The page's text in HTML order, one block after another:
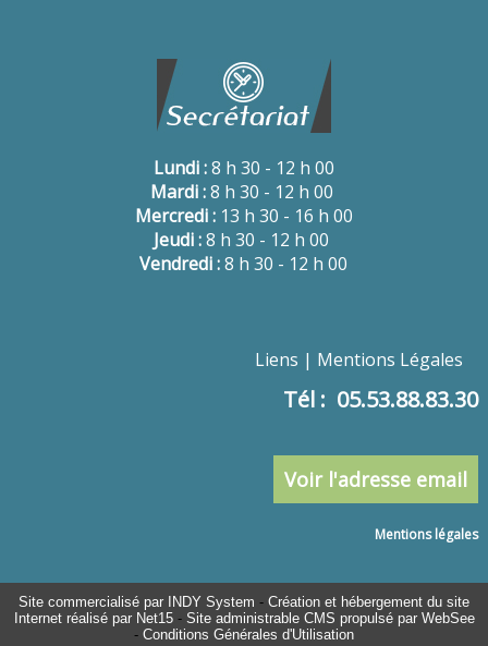
Lundi :8 h 30 - 12 h 00
Mardi :8 h 30 - 12 h 00
Mercredi :13 h 30 - 16 h 00
Jeudi :8 h 30 - 12 h 00
Vendredi :8 h 30 - 12 h 00
Liens Mentions Légales
Tél : 05.53.88.83.30
Voir l'adresse email
Mentions légales
Site commercialisé par INDY System - Création et hébergement du site
Internet réalisé par Net15- Site administrable CMS propulsé par WebSee
- Conditions Générales d'Utilisation